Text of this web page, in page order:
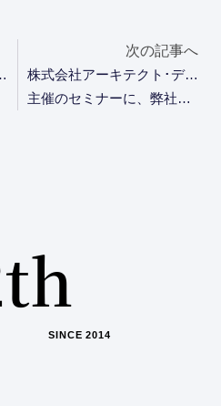
たしました
次の記事へ
株式会社アーキテクト･ディベロッパー様
主催のセミナーに、弊社代表の上岡が登壇いたしました。
th
SINCE 2014